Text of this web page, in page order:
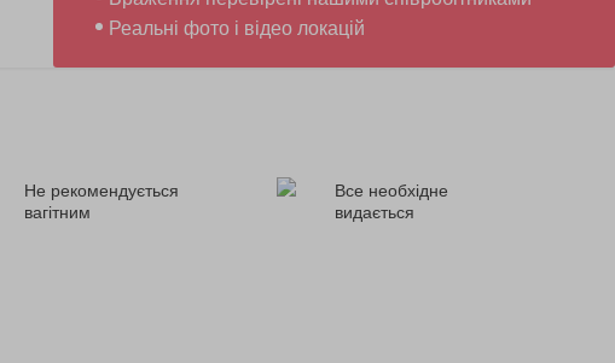
Реальні фото і відео локацій
Не рекомендується
вагітним
Все необхідне
видається